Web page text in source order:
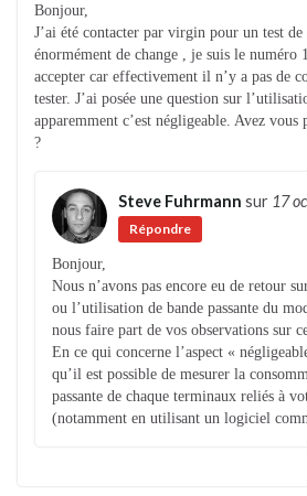
Bonjour,
J’ai été contacter par virgin pour un test de
énormément de change , je suis le numéro
accepter car effectivement il n’y a pas de
tester. J’ai posée une question sur
apparemment c’est négligeable. Avez
?
Steve Fuhrmann sur 17
Répondre
Bonjour,
Nous n’avons pas encore eu de retour
ou l’utilisation de bande passante du
nous faire part de vos observations sur
En ce qui concerne l’aspect «
qu’il est possible de mesurer la
passante de chaque terminaux reliés à
(notamment en utilisant un logiciel